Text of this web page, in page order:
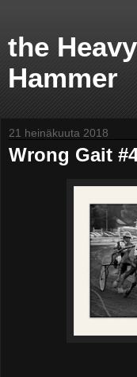
the
Hammer
21 heinäkuuta 2018
Wrong Gait